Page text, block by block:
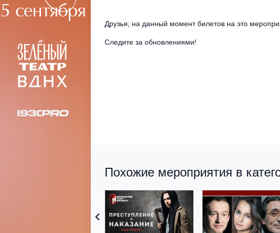
Друзья, на данный момент билетов на это
Следите за обновлениями!
Похожие мероприятия в